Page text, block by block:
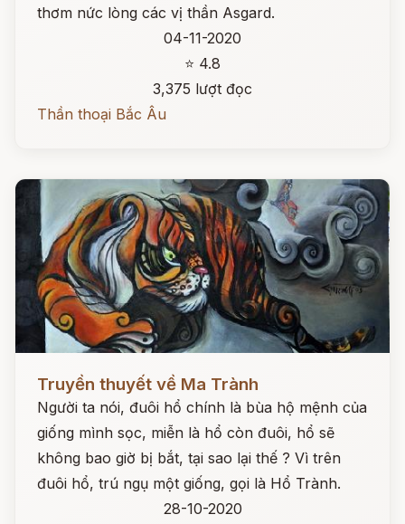
thơm nức lòng các vị thần Asgard.
04-11-2020
⭐ 4.8
3,375 lượt đọc
Thần thoại Bắc Âu
Đọc ngay
Truyền thuyết về Ma Trành
Người ta nói, đuôi hổ chính là bùa hộ mệnh của
giống mình sọc, miễn là hổ còn đuôi, hổ sẽ
không bao giờ bị bắt, tại sao lại thế ? Vì trên
đuôi hổ, trú ngụ một giống, gọi là Hổ Trành.
28-10-2020